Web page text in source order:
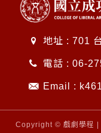
地址 : 701
電話 :06-
Email :
Copyright © 戲劇學程 |